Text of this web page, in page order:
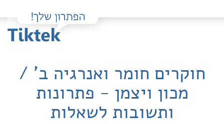
חוקרים חומר ואנרגיה ב' /
מכון ויצמן - פתרונות
ותשובות לשאלות